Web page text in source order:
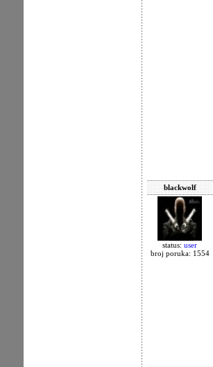
blackwolf
status: user
broj poruka: 1554